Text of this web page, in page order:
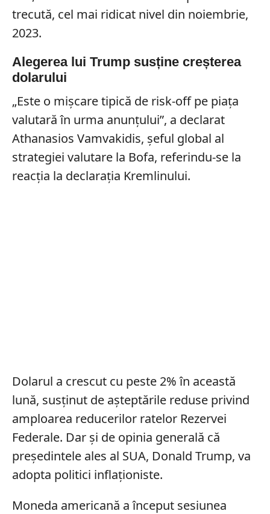
trecută, cel mai ridicat nivel din noiembrie,
2023.
Alegerea lui Trump susține creșterea
dolarului
„Este o mișcare tipică de risk-off pe piața
valutară în urma anunțului”, a declarat
Athanasios Vamvakidis, șeful global al
strategiei valutare la Bofa, referindu-se la
reacția la declarația Kremlinului.
Dolarul a crescut cu peste 2% în această
lună, susținut de așteptările reduse privind
amploarea reducerilor ratelor Rezervei
Federale. Dar și de opinia generală că
președintele ales al SUA, Donald Trump, va
adopta politici inflaționiste.
Moneda americană a început sesiunea